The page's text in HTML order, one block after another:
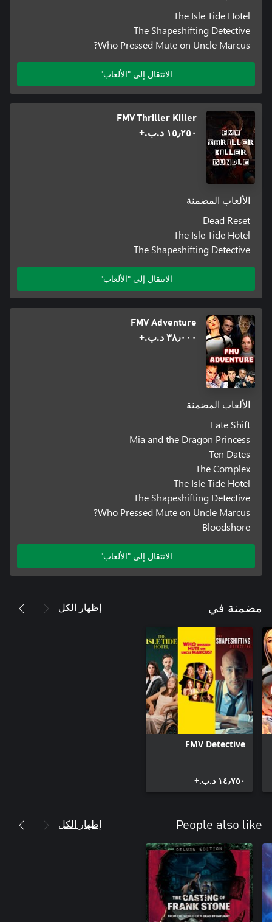
The Isle Tide Hotel
The Shapeshifting Detective
Who Pressed Mute on Uncle Marcus?
الانتقال إلى "الألعاب"
FMV Thriller Killer
١٥٫٢٥٠ د.ب.‏+
الألعاب المضمنة
Dead Reset
The Isle Tide Hotel
The Shapeshifting Detective
الانتقال إلى "الألعاب"
FMV Adventure
٣٨٫٠٠٠ د.ب.‏+
الألعاب المضمنة
Late Shift
Mia and the Dragon Princess
Ten Dates
The Complex
The Isle Tide Hotel
The Shapeshifting Detective
Who Pressed Mute on Uncle Marcus?
Bloodshore
الانتقال إلى "الألعاب"
مضمنة في إظهار الكل
FMV Detective
١٤٫٧٥٠ د.ب.‏+
People also like إظهار الكل